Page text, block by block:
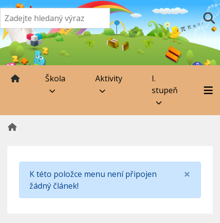
Škola Aktivity
I.
stupeň
×
K této položce menu není připojen
žádný článek!